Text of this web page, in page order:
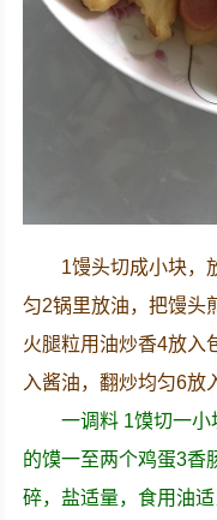
1馒头切成小块，
匀2锅里放油，把馒头
火腿粒用油炒香4放入
入酱油，翻炒均匀6放
一调料 1馍切一
的馍一至两个鸡蛋3香
碎，盐适量，食用油